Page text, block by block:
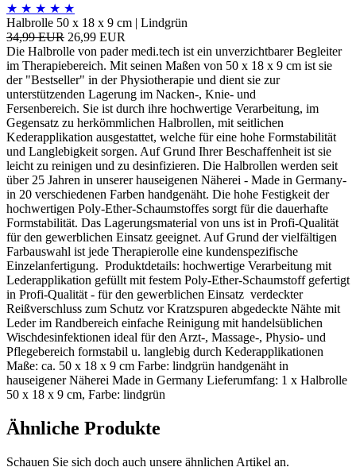
★ ★ ★ ★ ★
Halbrolle 50 x 18 x 9 cm | Lindgrün
34,99 EUR 26,99 EUR
Die Halbrolle von pader medi.tech ist ein unverzichtbarer Begleiter
im Therapiebereich. Mit seinen Maßen von 50 x 18 x 9 cm ist sie
der "Bestseller" in der Physiotherapie und dient sie zur
unterstützenden Lagerung im Nacken-, Knie- und
Fersenbereich. Sie ist durch ihre hochwertige Verarbeitung, im
Gegensatz zu herkömmlichen Halbrollen, mit seitlichen
Kederapplikation ausgestattet, welche für eine hohe Formstabilität
und Langlebigkeit sorgen. Auf Grund Ihrer Beschaffenheit ist sie
leicht zu reinigen und zu desinfizieren. Die Halbrollen werden seit
über 25 Jahren in unserer hauseigenen Näherei - Made in Germany-
in 20 verschiedenen Farben handgenäht. Die hohe Festigkeit der
hochwertigen Poly-Ether-Schaumstoffes sorgt für die dauerhafte
Formstabilität. Das Lagerungsmaterial von uns ist in Profi-Qualität
für den gewerblichen Einsatz geeignet. Auf Grund der vielfältigen
Farbauswahl ist jede Therapierolle eine kundenspezifische
Einzelanfertigung. Produktdetails: hochwertige Verarbeitung mit
Lederapplikation gefüllt mit festem Poly-Ether-Schaumstoff gefertigt
in Profi-Qualität - für den gewerblichen Einsatz verdeckter
Reißverschluss zum Schutz vor Kratzspuren abgedeckte Nähte mit
Leder im Randbereich einfache Reinigung mit handelsüblichen
Wischdesinfektionen ideal für den Arzt-, Massage-, Physio- und
Pflegebereich formstabil u. langlebig durch Kederapplikationen
Maße: ca. 50 x 18 x 9 cm Farbe: lindgrün handgenäht in
hauseigener Näherei Made in Germany Lieferumfang: 1 x Halbrolle
50 x 18 x 9 cm, Farbe: lindgrün
Ähnliche Produkte
Schauen Sie sich doch auch unsere ähnlichen Artikel an.